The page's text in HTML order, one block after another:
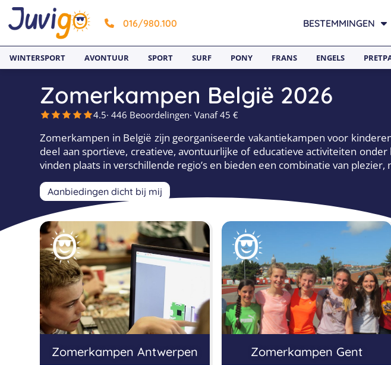
016/980.100 BESTEMMINGEN
WINTERSPORT AVONTUUR SPORT SURF PONY FRANS ENGELS
Zomerkampen België 2026
4.5· 446 Beoordelingen· Vanaf 45 €
Zomerkampen in België zijn georganiseerde vakantiekampen voor
deel aan sportieve, creatieve, avontuurlijke of educatieve activiteiten
vinden plaats in verschillende regio’s en bieden een combinatie van
Aanbiedingen dicht bij mij
Zomerkampen Antwerpen Zomerkampen Gent